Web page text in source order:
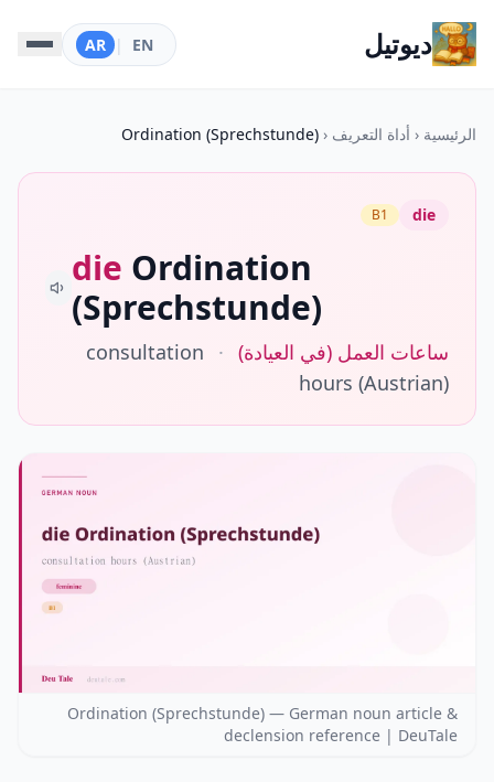
ديوتيل EN
|
AR
الرئيسية ‹ أداة التعريف ‹
Ordination (Sprechstunde)
die
B1
die Ordination
(Sprechstunde)
ساعات العمل (في العيادة) ·
consultation
hours (Austrian)
Ordination (Sprechstunde) — German noun article &
declension reference | DeuTale